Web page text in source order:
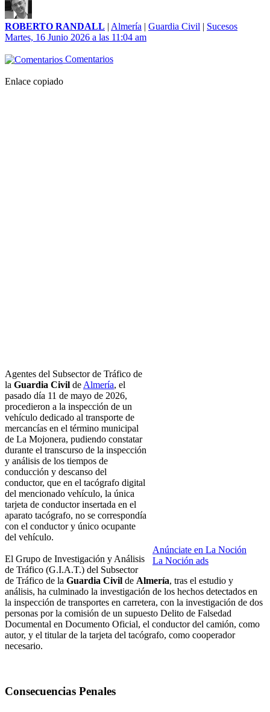
ROBERTO RANDALL | Almería | Guardia Civil | Sucesos
Martes, 16 Junio 2026 a las 11:04 am
Comentarios
Enlace copiado
Anúnciate en La Noción
La Noción ads
Agentes del Subsector de Tráfico de
la Guardia Civil de Almería, el
pasado día 11 de mayo de 2026,
procedieron a la inspección de un
vehículo dedicado al transporte de
mercancías en el término municipal
de La Mojonera, pudiendo constatar
durante el transcurso de la inspección
y análisis de los tiempos de
conducción y descanso del
conductor, que en el tacógrafo digital
del mencionado vehículo, la única
tarjeta de conductor insertada en el
aparato tacógrafo, no se correspondía
con el conductor y único ocupante
del vehículo.
El Grupo de Investigación y Análisis
de Tráfico (G.I.A.T.) del Subsector
de Tráfico de la Guardia Civil de Almería, tras el estudio y
análisis, ha culminado la investigación de los hechos detectados en
la inspección de transportes en carretera, con la investigación de dos
personas por la comisión de un supuesto Delito de Falsedad
Documental en Documento Oficial, el conductor del camión, como
autor, y el titular de la tarjeta del tacógrafo, como cooperador
necesario.
Consecuencias Penales